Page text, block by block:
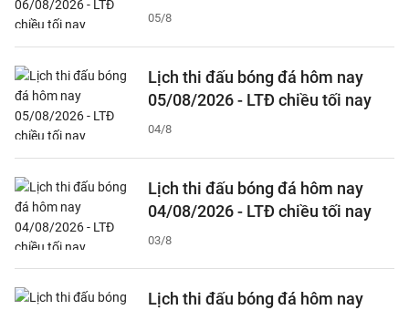
05/8
Lịch thi đấu bóng đá hôm nay
05/08/2026 - LTĐ chiều tối nay
04/8
Lịch thi đấu bóng đá hôm nay
04/08/2026 - LTĐ chiều tối nay
03/8
Lịch thi đấu bóng đá hôm nay